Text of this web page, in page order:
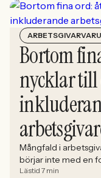
Bortom
nycklar till
Mångfald i
börjar inte med en
karriärsidan. Den
Lästid 7 min